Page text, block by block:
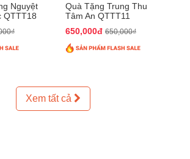
Nguyệt
QTTT18
Quà Tặng Trung Thu
Tâm An QTTT11
650,000đ 650,000₫
Xem tất cả